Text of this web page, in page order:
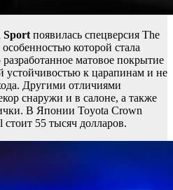
Sport появилась спецверсия The
которой стала
матовое покрытие
устойчивостью к царапинам и не
Другими отличиями
снаружи и в салоне, а также
В Японии Toyota Crown
55 тысяч долларов.